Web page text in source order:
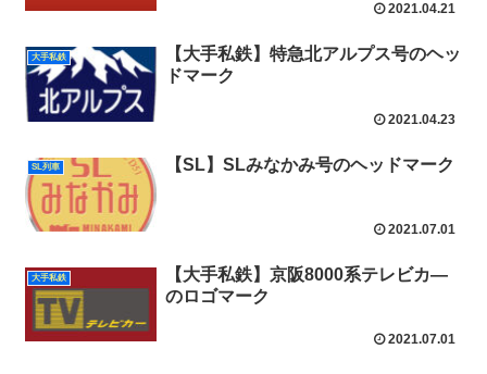
2021.04.21
大手私鉄
【大手私鉄】特急北アルプス号のヘッ
ドマーク
2021.04.23
SL列車 【SL】SLみなかみ号のヘッドマーク
2021.07.01
大手私鉄
【大手私鉄】京阪8000系テレビカ―
のロゴマーク
2021.07.01